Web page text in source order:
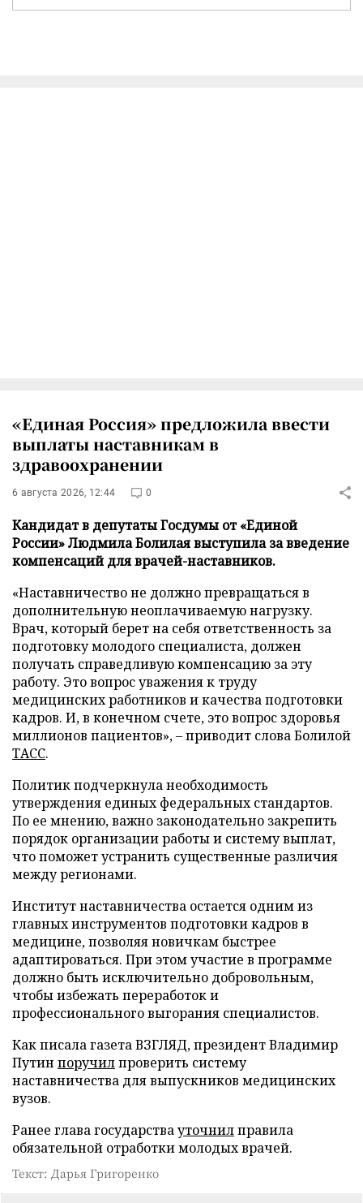
«Единая Россия» предложила ввести
выплаты наставникам в
здравоохранении
6 августа 2026, 12:44 0
Кандидат в депутаты Госдумы от «Единой
России» Людмила Болилая выступила за введение
компенсаций для врачей-наставников.
«Наставничество не должно превращаться в
дополнительную неоплачиваемую нагрузку.
Врач, который берет на себя ответственность за
подготовку молодого специалиста, должен
получать справедливую компенсацию за эту
работу. Это вопрос уважения к труду
медицинских работников и качества подготовки
кадров. И, в конечном счете, это вопрос здоровья
миллионов пациентов», – приводит слова Болилой
ТАСС.
Политик подчеркнула необходимость
утверждения единых федеральных стандартов.
По ее мнению, важно законодательно закрепить
порядок организации работы и систему выплат,
что поможет устранить существенные различия
между регионами.
Институт наставничества остается одним из
главных инструментов подготовки кадров в
медицине, позволяя новичкам быстрее
адаптироваться. При этом участие в программе
должно быть исключительно добровольным,
чтобы избежать переработок и
профессионального выгорания специалистов.
Как писала газета ВЗГЛЯД, президент Владимир
Путин поручилпроверить систему
наставничества для выпускников медицинских
вузов.
Ранее глава государствауточнилправила
обязательной отработки молодых врачей.
Текст: Дарья Григоренко